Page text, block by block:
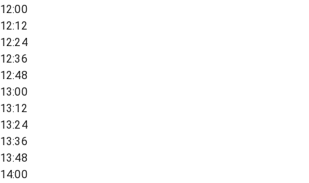
12:00
12:12
12:24
12:36
12:48
13:00
13:12
13:24
13:36
13:48
14:00